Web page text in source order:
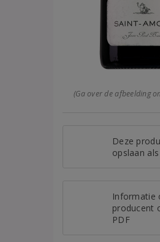
(Ga over de afbeelding
Deze
opslaan
Informatie
producent
PDF